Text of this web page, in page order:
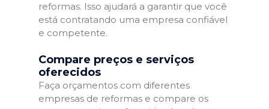
reformas. Isso ajudará a garantir que você
está contratando uma empresa confiável
e competente.
Compare preços e serviços
oferecidos
Faça orçamentos com diferentes
empresas de reformas e compare os